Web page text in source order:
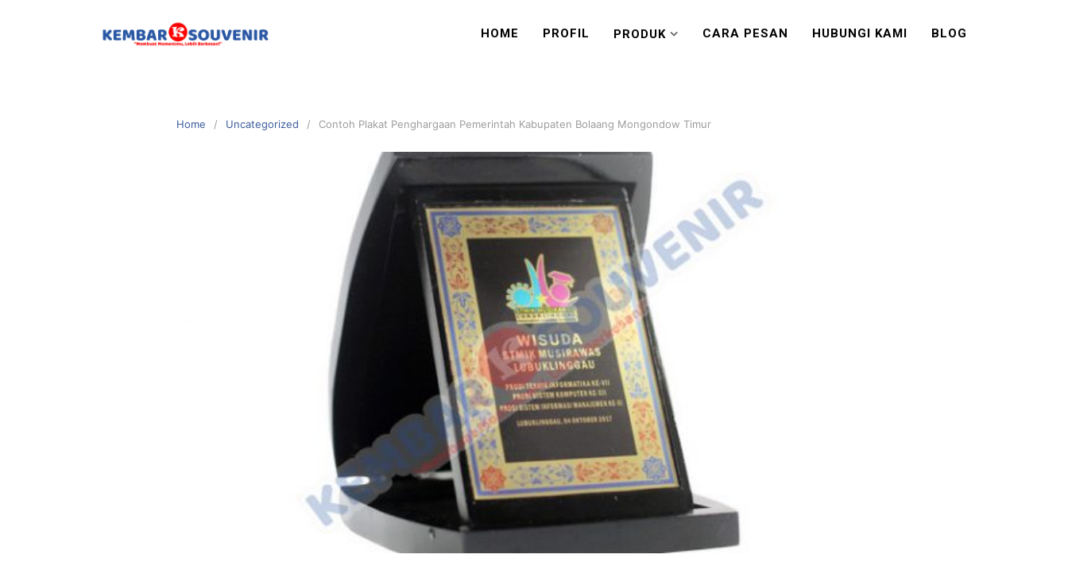
HOME PROFIL PRODUK CARA PESAN HUBUNGI KAMI BLOG
Home Uncategorized Contoh Plakat Penghargaan Pemerintah Kabupaten Bolaang Mongondow Timur